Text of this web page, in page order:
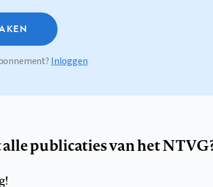
Inloggen
publicaties van het